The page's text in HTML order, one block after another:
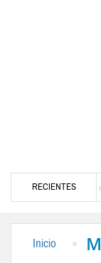
RECIENTES
y del Caribe
Inicio